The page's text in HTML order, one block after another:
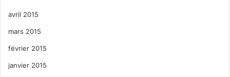
avril 2015
mars 2015
février 2015
janvier 2015